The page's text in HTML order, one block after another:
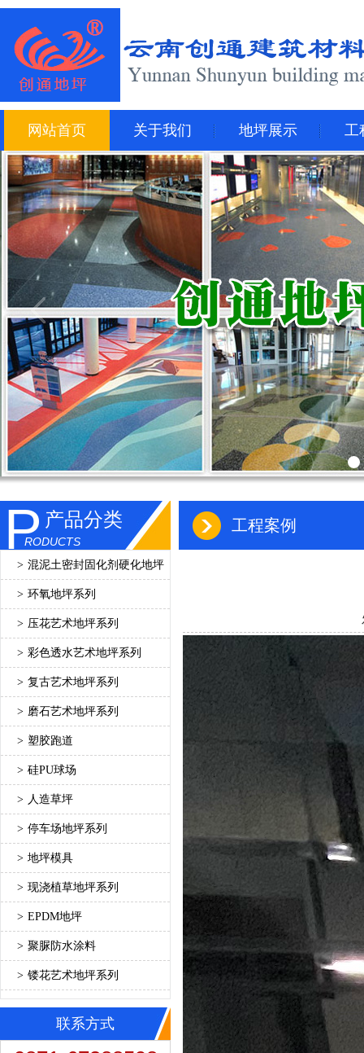
网站首页 关于我们 地坪展示 工
P产品分类
RODUCTS
> 混泥土密封固化剂硬化地坪
> 环氧地坪系列
> 压花艺术地坪系列
> 彩色透水艺术地坪系列
> 复古艺术地坪系列
> 磨石艺术地坪系列
> 塑胶跑道
> 硅PU球场
> 人造草坪
> 停车场地坪系列
> 地坪模具
> 现浇植草地坪系列
> EPDM地坪
> 聚脲防水涂料
> 镂花艺术地坪系列
联系方式
工程案例